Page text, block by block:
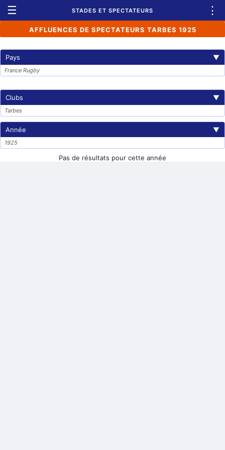
☰ STADES ET SPECTATEURS ⋮
AFFLUENCES DE SPECTATEURS TARBES 1925
Pays ▼
France Rugby
Clubs ▼
Tarbes
Année ▼
1925
Pas de résultats pour cette année